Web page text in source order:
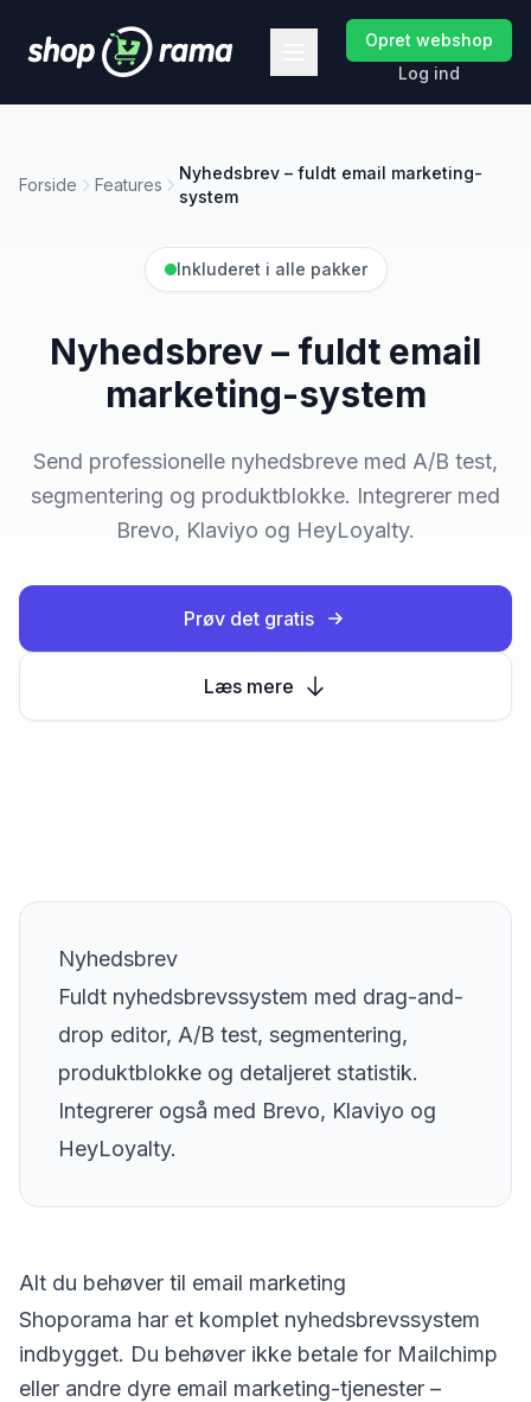
Opret webshop
Log ind
Forside Features
Nyhedsbrev – fuldt email marketing-
system
Inkluderet i alle pakker
Nyhedsbrev – fuldt email
marketing-system
Send professionelle nyhedsbreve med A/B test,
segmentering og produktblokke. Integrerer med
Brevo, Klaviyo og HeyLoyalty.
Prøv det gratis
Læs mere
Nyhedsbrev
Fuldt nyhedsbrevssystem med drag-and-
drop editor, A/B test, segmentering,
produktblokke og detaljeret statistik.
Integrerer også med Brevo, Klaviyo og
HeyLoyalty.
Alt du behøver til email marketing
Shoporama har et komplet nyhedsbrevssystem
indbygget. Du behøver ikke betale for Mailchimp
eller andre dyre email marketing-tjenester –